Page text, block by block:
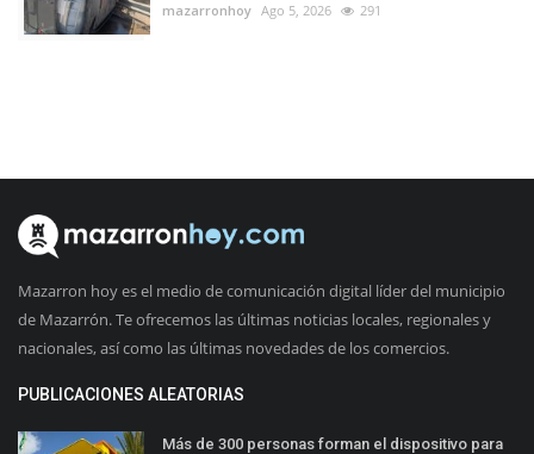
mazarronhoy Ago 5, 2026 291
Mazarron hoy es el medio de comunicación digital líder del municipio
de Mazarrón. Te ofrecemos las últimas noticias locales, regionales y
nacionales, así como las últimas novedades de los comercios.
PUBLICACIONES ALEATORIAS
Más de 300 personas forman el dispositivo para